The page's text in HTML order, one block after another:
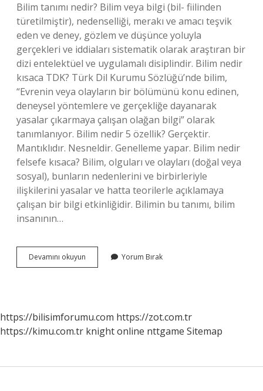
Bilim tanımı nedir? Bilim veya bilgi (bil- fiilinden
türetilmiştir), nedenselliği, merakı ve amacı teşvik
eden ve deney, gözlem ve düşünce yoluyla
gerçekleri ve iddiaları sistematik olarak araştıran bir
dizi entelektüel ve uygulamalı disiplindir. Bilim nedir
kısaca TDK? Türk Dil Kurumu Sözlüğü’nde bilim,
“Evrenin veya olayların bir bölümünü konu edinen,
deneysel yöntemlere ve gerçekliğe dayanarak
yasalar çıkarmaya çalışan olağan bilgi” olarak
tanımlanıyor. Bilim nedir 5 özellik? Gerçektir.
Mantıklıdır. Nesneldir. Genelleme yapar. Bilim nedir
felsefe kısaca? Bilim, olguları ve olayları (doğal veya
sosyal), bunların nedenlerini ve birbirleriyle
ilişkilerini yasalar ve hatta teorilerle açıklamaya
çalışan bir bilgi etkinliğidir. Bilimin bu tanımı, bilim
insanının…
Devamını okuyun
Nedir
Yorum Bırak
https://bilisimforumu.com https://zot.com.tr
https://kimu.com.tr knight online nttgame Sitemap